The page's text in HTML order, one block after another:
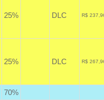
25% DLC R$
25% DLC R$
70%